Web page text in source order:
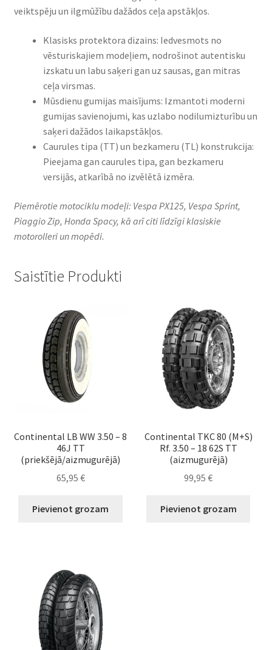
veiktspēju un ilgmūžību dažādos ceļa apstākļos.
Klasisks protektora dizains: Iedvesmots no
vēsturiskajiem modeļiem, nodrošinot autentisku
izskatu un labu saķeri gan uz sausas, gan mitras
ceļa virsmas.
Mūsdienu gumijas maisījums: Izmantoti moderni
gumijas savienojumi, kas uzlabo nodilumizturību un
saķeri dažādos laikapstākļos.
Caurules tipa (TT) un bezkameru (TL) konstrukcija:
Pieejama gan caurules tipa, gan bezkameru
versijās, atkarībā no izvēlētā izmēra.
Piemērotie motociklu modeļi: Vespa PX125, Vespa Sprint,
Piaggio Zip, Honda Spacy, kā arī citi līdzīgi klasiskie
motorolleri un mopēdi.
Saistītie Produkti
Continental LB WW 3.50 – 8
46J TT
(priekšējā/aizmugurējā)
65,95 €
Pievienot grozam
Continental TKC 80 (M+S)
Rf. 3.50 – 18 62S TT
(aizmugurējā)
99,95€
Pievienot grozam